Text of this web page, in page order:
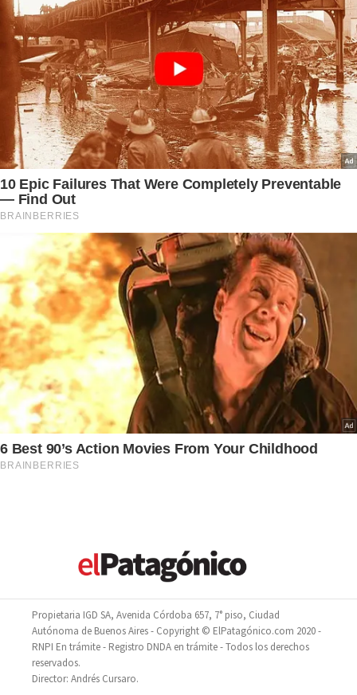
Propietaria IGD SA, Avenida Córdoba 657, 7° piso, Ciudad
Autónoma de Buenos Aires - Copyright © ElPatagónico.com 2020 -
RNPI En trámite - Registro DNDA en trámite - Todos los derechos
reservados.
Director: Andrés Cursaro.